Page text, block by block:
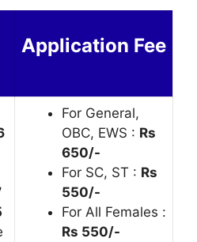
Application Fee
For General,
OBC, EWS : Rs
650/-
For SC, ST : Rs
550/-
For All Females :
Rs 550/-